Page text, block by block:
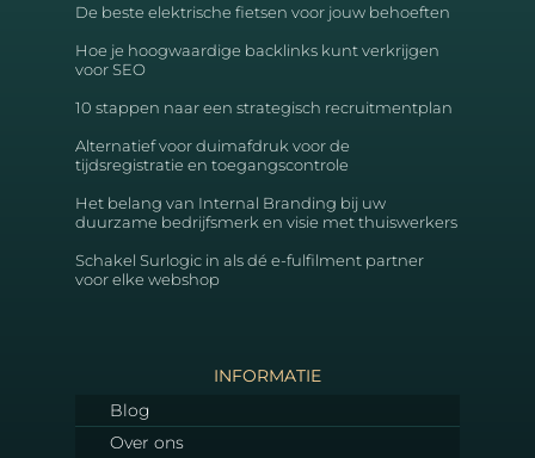
De beste elektrische fietsen voor jouw behoeften
Hoe je hoogwaardige backlinks kunt verkrijgen
voor SEO
10 stappen naar een strategisch recruitmentplan
Alternatief voor duimafdruk voor de
tijdsregistratie en toegangscontrole
Het belang van Internal Branding bij uw
duurzame bedrijfsmerk en visie met thuiswerkers
Schakel Surlogic in als dé e-fulfilment partner
voor elke webshop
INFORMATIE
Blog
Over ons